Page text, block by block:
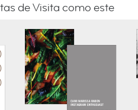
de Visita como este